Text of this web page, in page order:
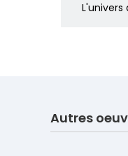
Autres